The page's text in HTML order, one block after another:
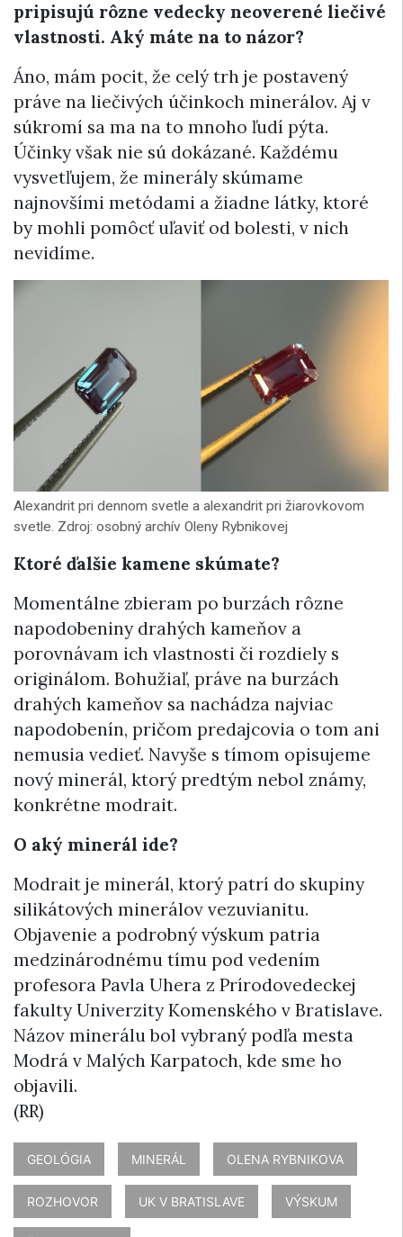
pripisujú rôzne vedecky neoverené liečivé
vlastnosti. Aký máte na to názor?
Áno, mám pocit, že celý trh je postavený
práve na liečivých účinkoch minerálov. Aj v
súkromí sa ma na to mnoho ľudí pýta.
Účinky však nie sú dokázané. Každému
vysvetľujem, že minerály skúmame
najnovšími metódami a žiadne látky, ktoré
by mohli pomôcť uľaviť od bolesti, v nich
nevidíme.
Alexandrit pri dennom svetle a alexandrit pri žiarovkovom
svetle. Zdroj: osobný archív Oleny Rybnikovej
Ktoré ďalšie kamene skúmate?
Momentálne zbieram po burzách rôzne
napodobeniny drahých kameňov a
porovnávam ich vlastnosti či rozdiely s
originálom. Bohužiaľ, práve na burzách
drahých kameňov sa nachádza najviac
napodobenín, pričom predajcovia o tom ani
nemusia vedieť. Navyše s tímom opisujeme
nový minerál, ktorý predtým nebol známy,
konkrétne modrait.
O aký minerál ide?
Modrait je minerál, ktorý patrí do skupiny
silikátových minerálov vezuvianitu.
Objavenie a podrobný výskum patria
medzinárodnému tímu pod vedením
profesora Pavla Uhera z Prírodovedeckej
fakulty Univerzity Komenského v Bratislave.
Názov minerálu bol vybraný podľa mesta
Modrá v Malých Karpatoch, kde sme ho
objavili.
(RR)
GEOLÓGIA MINERÁL OLENA RYBNIKOVA
ROZHOVOR UK V BRATISLAVE VÝSKUM